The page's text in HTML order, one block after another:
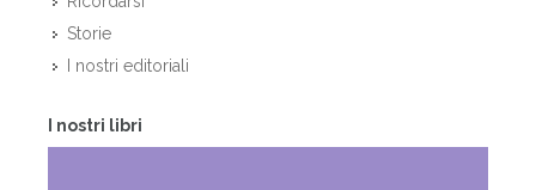
Storie
I nostri editoriali
I nostri libri